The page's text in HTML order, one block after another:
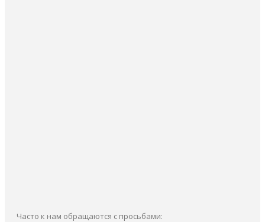
Часто к нам обращаются с просьбами: